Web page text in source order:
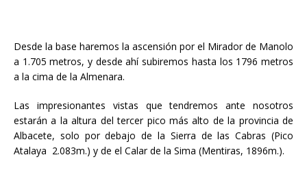
Desde la base haremos la ascensión por el Mirador de Manolo
a 1.705 metros, y desde ahí subiremos hasta los 1796 metros
a la cima de la Almenara.
Las impresionantes vistas que tendremos ante nosotros
estarán a la altura del tercer pico más alto de la provincia de
Albacete, solo por debajo de la Sierra de las Cabras (Pico
Atalaya 2.083m.) y de el Calar de la Sima (Mentiras, 1896m.).